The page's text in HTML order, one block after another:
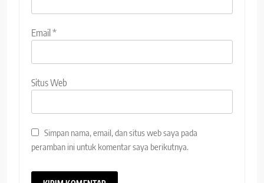
Email*
Situs Web
Simpan nama, email, dan situs web saya pada
peramban ini untuk komentar saya berikutnya.